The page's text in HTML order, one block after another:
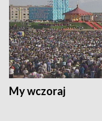
My wczoraj